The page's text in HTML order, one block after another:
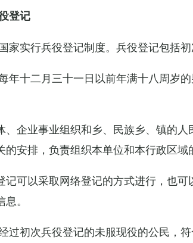
登记
家实行兵役登记制度。兵役登记包括初
年十二月三十一日以前年满十八周岁
、企业事业组织和乡、民族乡、镇的
的安排，负责组织本单位和本行政区域
记可以采取网络登记的方式进行，也
。
过初次兵役登记的未服现役的公民，